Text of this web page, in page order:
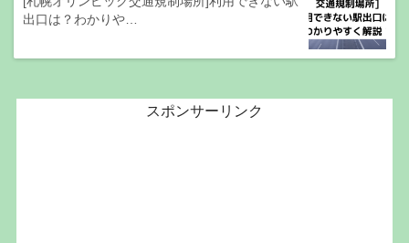
出口は？わかりや…
スポンサーリンク